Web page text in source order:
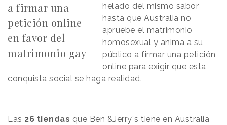
a firmar una
petición online
en favor del
matrimonio gay
helado del mismo sabor
hasta que Australia no
apruebe el matrimonio
homosexual y anima a su
público a firmar una petición
online para exigir que esta
conquista social se haga realidad.
Las 26 tiendas que Ben &Jerry´s tiene en Australia